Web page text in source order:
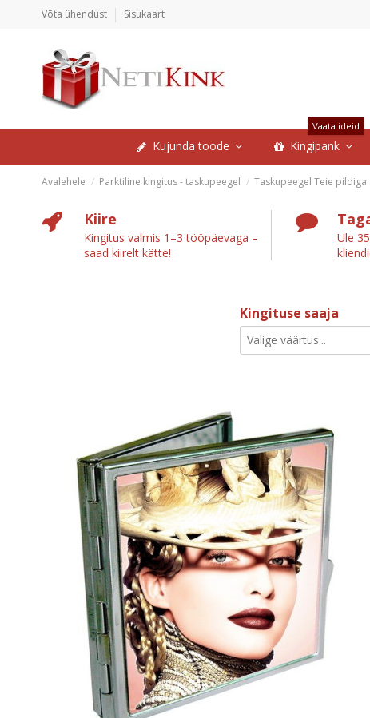
Võta ühendust Sisukaart
Kujunda toode Kingipank
Vaata ideid
Avalehele Parktiline kingitus - taskupeegel Taskupeegel Teie pildiga
Kiire
Kingitus valmis 1–3 tööpäevaga –
saad kiirelt kätte!
Üle
Kingituse saaja